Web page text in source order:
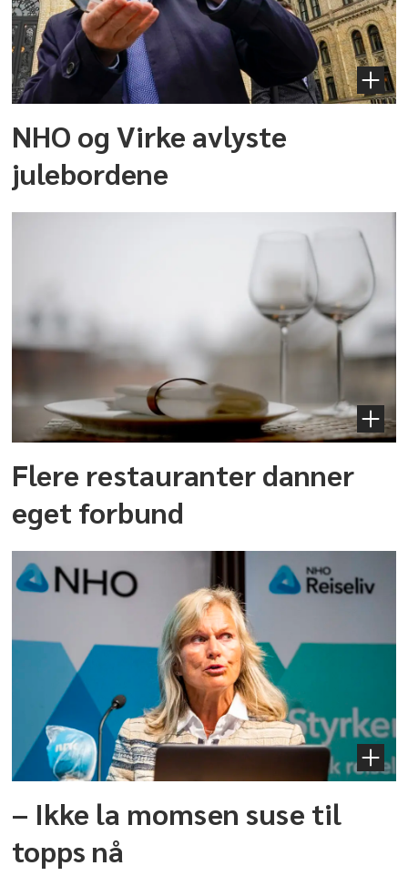
NHO og Virke avlyste
julebordene
Flere restauranter danner
eget forbund
– Ikke la momsen suse til
topps nå